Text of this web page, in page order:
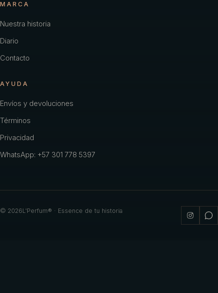
MARCA
Nuestra historia
Diario
Contacto
AYUDA
Envíos y devoluciones
Términos
Privacidad
WhatsApp: +57 301 778 5397
© 2026L'Perfum® · Essence de tu historia